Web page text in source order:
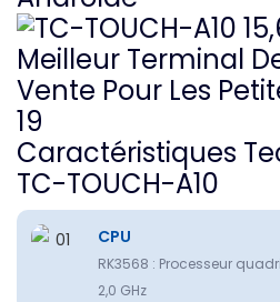
Caractéristiques
TC-TOUCH-A10
CPU
RK3568 : Processeur
2,0 GHz